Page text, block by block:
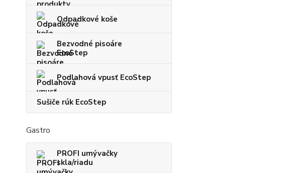
Odpadkové koše
Bezvodné pisoáre
EcoStep
Podlahová vpusť EcoStep
Sušiče rúk EcoStep
Gastro
PROFI umývačky
skla/riadu